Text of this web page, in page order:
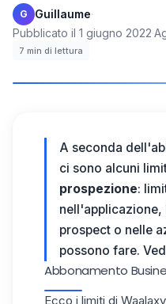
G Guillaume·
Pubblicato il 1 giugno 2022·
7 min di lettura
A seconda
ci sono alcuni
prospezione:
nell'applicazione,
prospect o nelle
possono fare.
Abbonamento
Ecco i limiti di Waalaxy